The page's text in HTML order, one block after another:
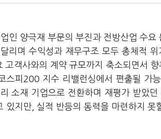
인 양극재 부문의 부진과 전방산업 수요
리며 수익성과 재무구조 모두 총체적 위
객사와의 계약 규모까지 축소되면서
피200 지수 리밸런싱에서 편출될 가
소재 기업으로 전환하며 재평가 받았던
있지만, 실적 반등의 동력을 마련하지 못